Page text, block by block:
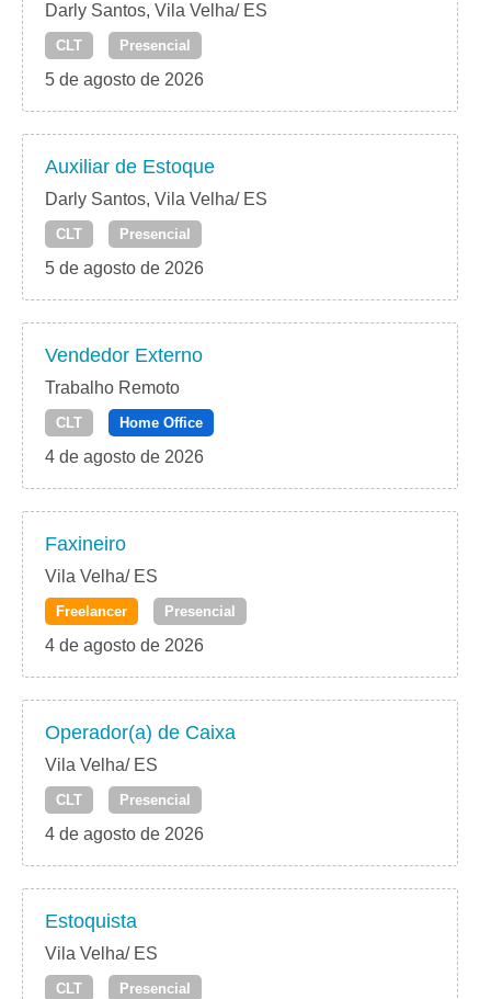
Darly Santos, Vila Velha/ ES
CLT Presencial
5 de agosto de 2026
Auxiliar de Estoque
Darly Santos, Vila Velha/ ES
CLT Presencial
5 de agosto de 2026
Vendedor Externo
Trabalho Remoto
CLT Home Office
4 de agosto de 2026
Faxineiro
Vila Velha/ ES
Freelancer Presencial
4 de agosto de 2026
Operador(a) de Caixa
Vila Velha/ ES
CLT Presencial
4 de agosto de 2026
Estoquista
Vila Velha/ ES
CLT Presencial